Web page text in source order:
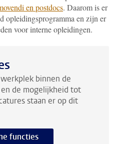
en postdocs. Daarom is er
opleidingsprogramma en zijn er
voor interne opleidingen.
binnen de
de mogelijkheid tot
staan er op dit
functies